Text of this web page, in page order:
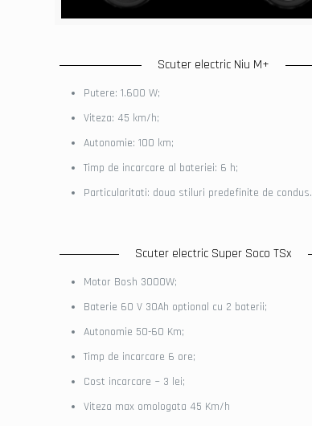
Scuter electric Niu M+
Putere: 1.600 W;
Viteza: 45 km/h;
Autonomie: 100 km;
Timp de incarcare al bateriei: 6 h;
Particularitati: doua stiluri predefinite de condus.
Scuter electric Super Soco TSx
Motor Bosh 3000W;
Baterie 60 V 30Ah optional cu 2 baterii;
Autonomie 50-60 Km;
Timp de incarcare 6 ore;
Cost incarcare ~ 3 lei;
Viteza max omologata 45 Km/h